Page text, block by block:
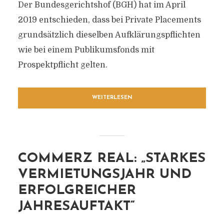
Der Bundesgerichtshof (BGH) hat im April
2019 entschieden, dass bei Private Placements
grundsätzlich dieselben Aufklärungspflichten
wie bei einem Publikumsfonds mit
Prospektpflicht gelten.
WEITERLESEN
COMMERZ REAL: „STARKES
VERMIETUNGSJAHR UND
ERFOLGREICHER
JAHRESAUFTAKT“